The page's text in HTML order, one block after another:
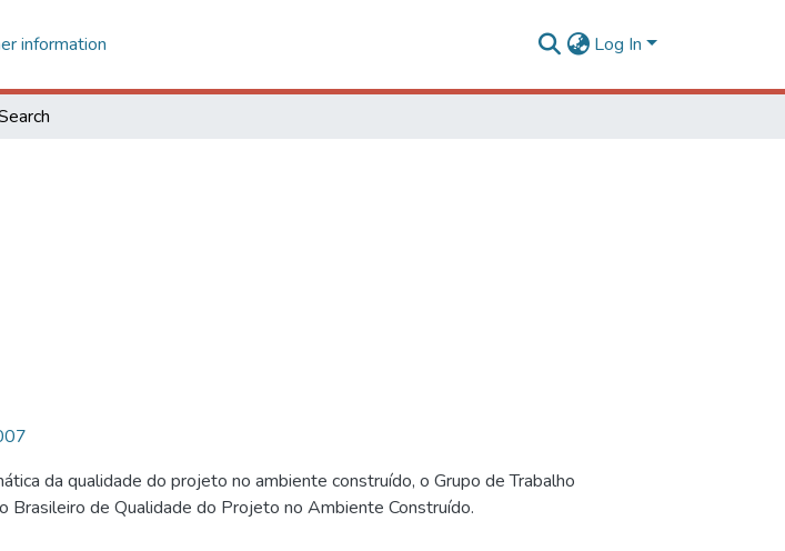
information Log In
da qualidade do projeto no ambiente construído, o Grupo de Trabalho
de Qualidade do Projeto no Ambiente Construído.